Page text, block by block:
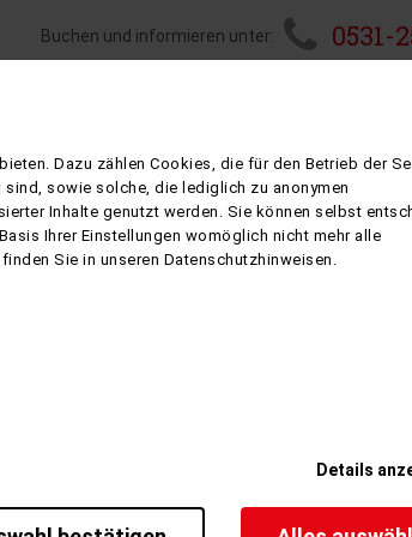
Buchen und informieren unter: 0531-
sind kurz, meist eben, und die
Dazu zählen Cookies, die für den Betrieb der
sowie solche, die lediglich zu anonymen
Inhalte genutzt werden. Sie können selbst
Ihrer Einstellungen womöglich nicht mehr alle
Sie in unseren Datenschutzhinweisen.
Details